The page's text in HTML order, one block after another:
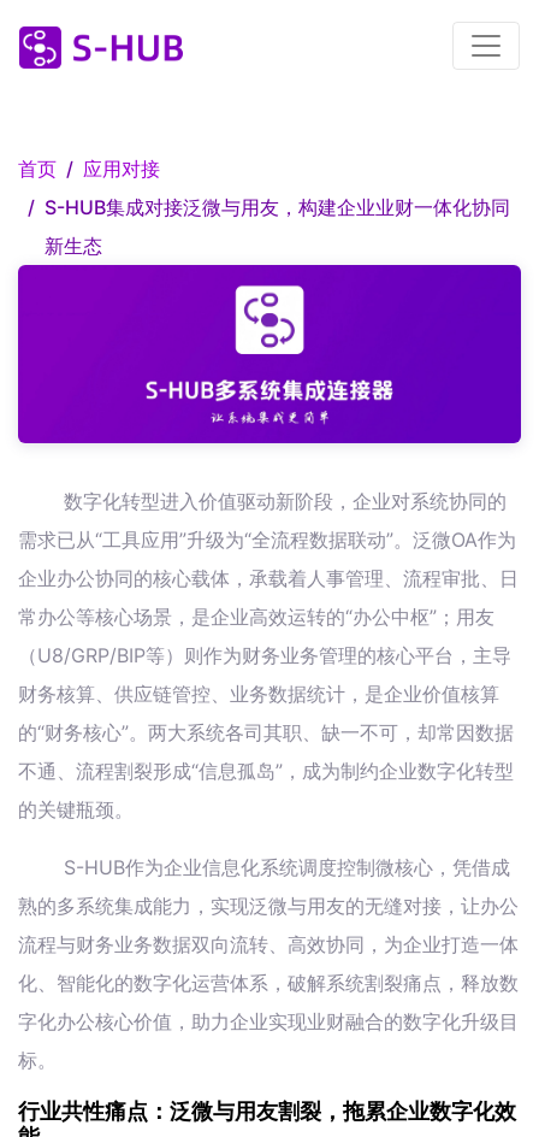
首页
应用对接
S-HUB集成对接泛微与用友，构建企业业财一体化协同
新生态
数字化转型进入价值驱动新阶段，企业对系统协同的
需求已从“工具应用”升级为“全流程数据联动”。泛微OA作为
企业办公协同的核心载体，承载着人事管理、流程审批、日
常办公等核心场景，是企业高效运转的“办公中枢”；用友
（U8/GRP/BIP等）则作为财务业务管理的核心平台，主导
财务核算、供应链管控、业务数据统计，是企业价值核算
的“财务核心”。两大系统各司其职、缺一不可，却常因数据
不通、流程割裂形成“信息孤岛”，成为制约企业数字化转型
的关键瓶颈。
S-HUB作为企业信息化系统调度控制微核心，凭借成
熟的多系统集成能力，实现泛微与用友的无缝对接，让办公
流程与财务业务数据双向流转、高效协同，为企业打造一体
化、智能化的数字化运营体系，破解系统割裂痛点，释放数
字化办公核心价值，助力企业实现业财融合的数字化升级目
标。
行业共性痛点：泛微与用友割裂，拖累企业数字化效